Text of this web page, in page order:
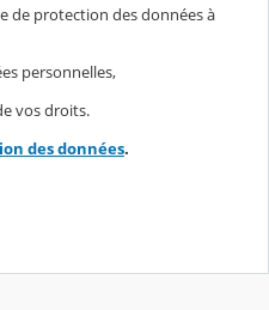
de protection des données à
personnelles,
vos droits.
des données.